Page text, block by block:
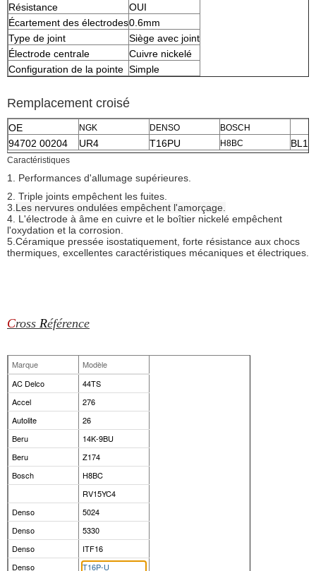
Résistance
OUI
Écartement des électrodes0.6mm
Type de joint
Siège avec joint
Électrode centrale
Cuivre nickelé
Configuration de la pointe Simple
Remplacement croisé
OE NGK DENSO BOSCH
94702 00204 UR4 T16PU H8BC
Caractéristiques
1. Performances d'allumage supérieures.
2. Triple joints empêchent les fuites.
3. Les nervures ondulées empêchent l'amorçage.
4. L'électrode à âme en cuivre et le boîtier nickelé empêchent
l'oxydation et la corrosion.
5. Céramique pressée isostatiquement, forte résistance aux chocs
thermiques, excellentes caractéristiques mécaniques et électriques.
Cross Référence
Marque
Modèle
AC Delco
44TS
Accel
276
Autolite
26
Beru
14K-9BU
Beru
Z174
Bosch
H8BC
RV15YC4
Denso
5024
Denso
5330
Denso
ITF16
Denso
T16P-U